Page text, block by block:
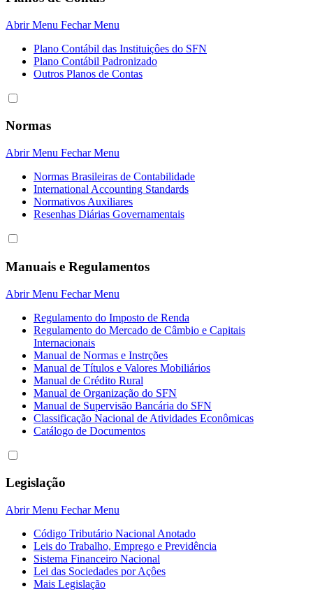
Abrir Menu Fechar Menu
Plano Contábil das Instituiçôes do SFN
Plano Contábil Padronizado
Outros Planos de Contas
Normas
Abrir Menu Fechar Menu
Normas Brasileiras de Contabilidade
International Accounting Standards
Normativos Auxiliares
Resenhas Diárias Governamentais
Manuais e Regulamentos
Abrir Menu Fechar Menu
Regulamento do Imposto de Renda
Regulamento do Mercado de Câmbio e Capitais
Internacionais
Manual de Normas e Instrções
Manual de Títulos e Valores Mobiliários
Manual de Crédito Rural
Manual de Organização do SFN
Manual de Supervisão Bancária do SFN
Classificação Nacional de Atividades Econômicas
Catálogo de Documentos
Legislação
Abrir Menu Fechar Menu
Código Tributário Nacional Anotado
Leis do Trabalho, Emprego e Previdência
Sistema Financeiro Nacional
Lei das Sociedades por Açôes
Mais Legislação